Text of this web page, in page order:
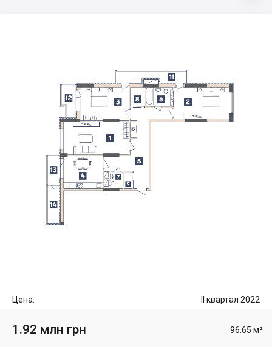
Цена: II квартал 2022
1.92 млн грн 96.65 м²